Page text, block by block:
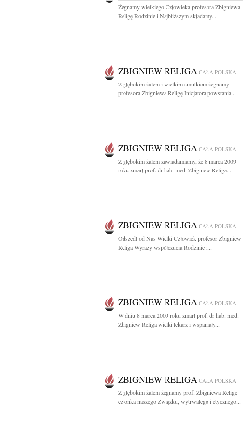
Żegnamy wielkiego Człowieka profesora Zbigniewa
Religę Rodzinie i Najbliższym składamy...
ZBIGNIEW RELIGA CAŁA POLSKA
Z głębokim żalem i wielkim smutkiem żegnamy
profesora Zbigniewa Religę Inicjatora powstania...
ZBIGNIEW RELIGA CAŁA POLSKA
Z głębokim żalem zawiadamiamy, że 8 marca 2009
roku zmarł prof. dr hab. med. Zbigniew Religa...
ZBIGNIEW RELIGA CAŁA POLSKA
Odszedł od Nas Wielki Człowiek profesor Zbigniew
Religa Wyrazy współczucia Rodzinie i...
ZBIGNIEW RELIGA CAŁA POLSKA
W dniu 8 marca 2009 roku zmarł prof. dr hab. med.
Zbigniew Religa wielki lekarz i wspaniały...
ZBIGNIEW RELIGA CAŁA POLSKA
Z głębokim żalem żegnamy prof. Zbigniewa Religę
członka naszego Związku, wytrwałego i etycznego...